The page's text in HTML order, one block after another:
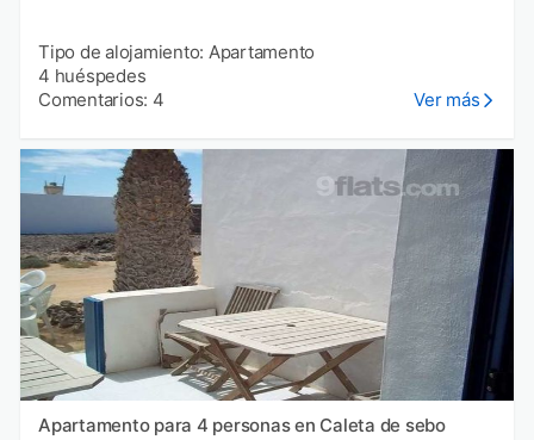
Tipo de alojamiento: Apartamento
4 huéspedes
Comentarios: 4
Ver más
Apartamento para 4 personas en Caleta de sebo